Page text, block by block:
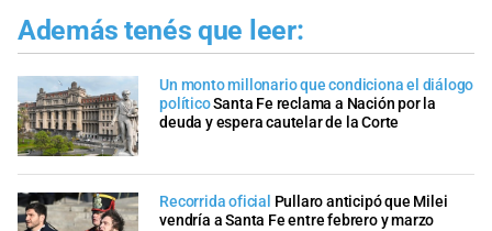
Además tenés que leer:
Un monto millonario que condiciona el diálogo
políticoSanta Fe reclama a Nación por la
deuda y espera cautelar de la Corte
Recorrida oficial Pullaro anticipó que Milei
vendría a Santa Fe entre febrero y marzo